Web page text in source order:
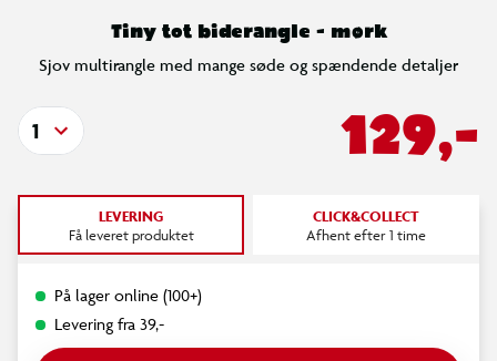
Tiny tot biderangle - mørk
Sjov multirangle med mange søde og spændende detaljer
129,-
1
LEVERING
Få leveret produktet
CLICK&COLLECT
Afhent efter 1 time
På lager online (100+)
Levering fra 39,-